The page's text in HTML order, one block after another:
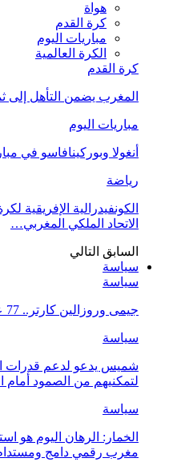
هواة
كرة القدم
مباريات اليوم
الكرة العالمية
كرة القدم
المغرب يضمن التأهل إلى ثمن
مباريات اليوم
أنغولا وبوركينافاسو في
رياضة
الكونفيدرالية الإفريقية
الاتحاد الملكي المغربي…
السابق التالي
سياسة
سياسة
جيمى وروزالين كارتر.. 77 عامًا في القفص الذهبي
سياسة
شميس يدعو لدعم قدرات
لتمكنيهم من الصمود أمام
سياسة
الخمار: الرهان اليوم هو
مغرب رقمي دامج